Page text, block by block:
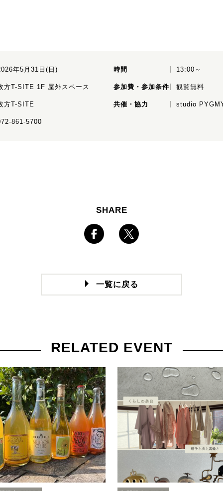
年5月31日(日) 時間 13:00～
方T-SITE 1F 屋外スペース 参加費・参加条件 観覧無料
方T-SITE 共催・協力 studio
861-5700
SHARE
一覧に戻る
RELATED EVENT